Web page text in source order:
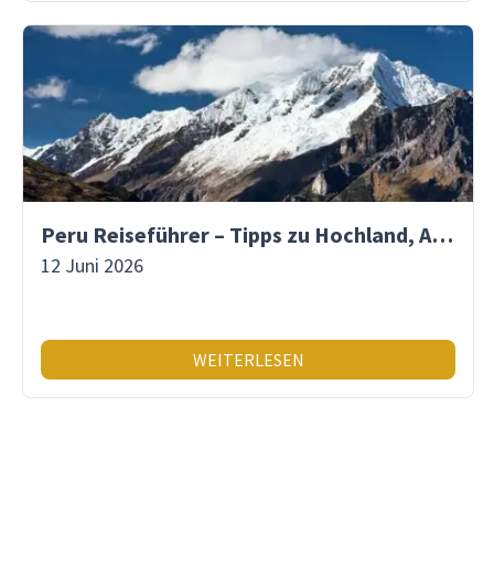
Peru Reiseführer – Tipps zu Hochland, Amazonas & Inka-Erbe
12 Juni 2026
WEITERLESEN